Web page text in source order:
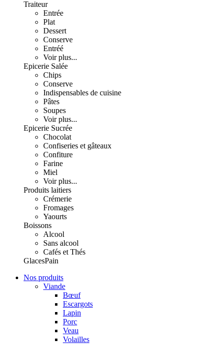
Traiteur
Entrée
Plat
Dessert
Conserve
Entréé
Voir plus...
Epicerie Salée
Chips
Conserve
Indispensables de cuisine
Pâtes
Soupes
Voir plus...
Epicerie Sucrée
Chocolat
Confiseries et gâteaux
Confiture
Farine
Miel
Voir plus...
Produits laitiers
Crémerie
Fromages
Yaourts
Boissons
Alcool
Sans alcool
Cafés et Thés
GlacesPain
Nos produits
Viande
Bœuf
Escargots
Lapin
Porc
Veau
Volailles